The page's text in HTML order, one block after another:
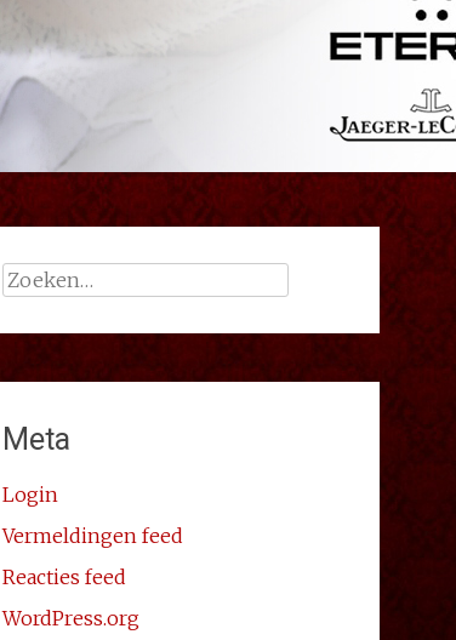
Zoeken
Meta
Login
Vermeldingen feed
Reacties feed
WordPress.org